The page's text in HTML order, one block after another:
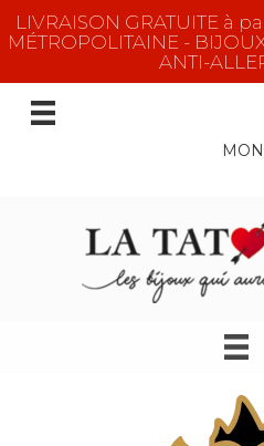
LIVRAISON GRATUITE à
MÉTROPOLITAINE -
ANTI-